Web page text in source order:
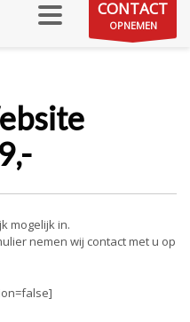
CONTACT
OPNEMEN
mogelijk in.
nemen wij contact met u op